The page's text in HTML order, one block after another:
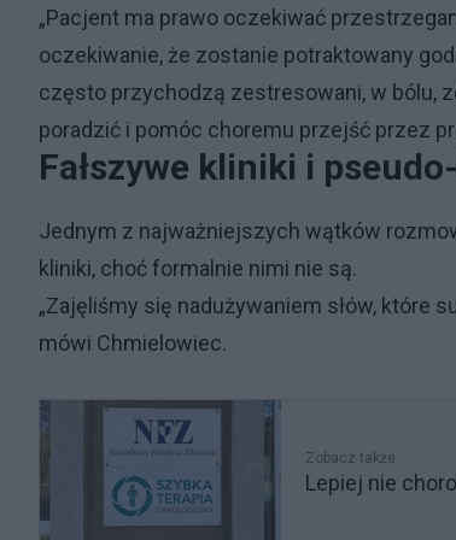
„Pacjent ma prawo oczekiwać
oczekiwanie, że zostanie potraktowany
często przychodzą zestresowani, w bólu,
poradzić i pomóc choremu przejść przez
Fałszywe kliniki i
Jednym z najważniejszych wątków
kliniki, choć formalnie nimi nie są.
„Zajęliśmy się nadużywaniem słów, które
mówi Chmielowiec.
Zobacz także
Lepiej nie